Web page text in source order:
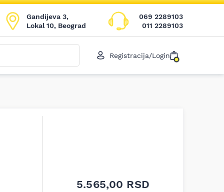
Gandijeva 3,
Lokal 10, Beograd
069 2289103
011 2289103
Registracija/Login
5.565,00 RSD